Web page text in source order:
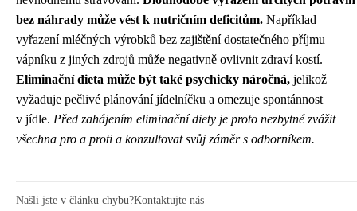
bez náhrady může vést k nutričním deficitům. Například
vyřazení mléčných výrobků bez zajištění dostatečného příjmu
vápníku z jiných zdrojů může negativně ovlivnit zdraví kostí.
Eliminační dieta může být také psychicky náročná, jelikož
vyžaduje pečlivé plánování jídelníčku a omezuje spontánnost
v jídle. Před zahájením eliminační diety je proto nezbytné zvážit
všechna pro a proti a konzultovat svůj záměr s odborníkem.
Našli jste v článku chybu?Kontaktujte nás